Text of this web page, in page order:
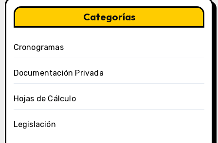
Categorías
Cronogramas
Documentación Privada
Hojas de Cálculo
Legislación